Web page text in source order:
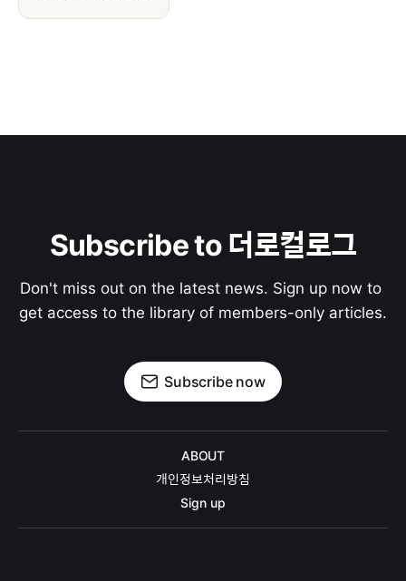
Subscribe to 더로컬로그
Don't miss out on the latest news. Sign up now to
get access to the library of members-only articles.
Subscribe now
ABOUT
개인정보처리방침
Sign up